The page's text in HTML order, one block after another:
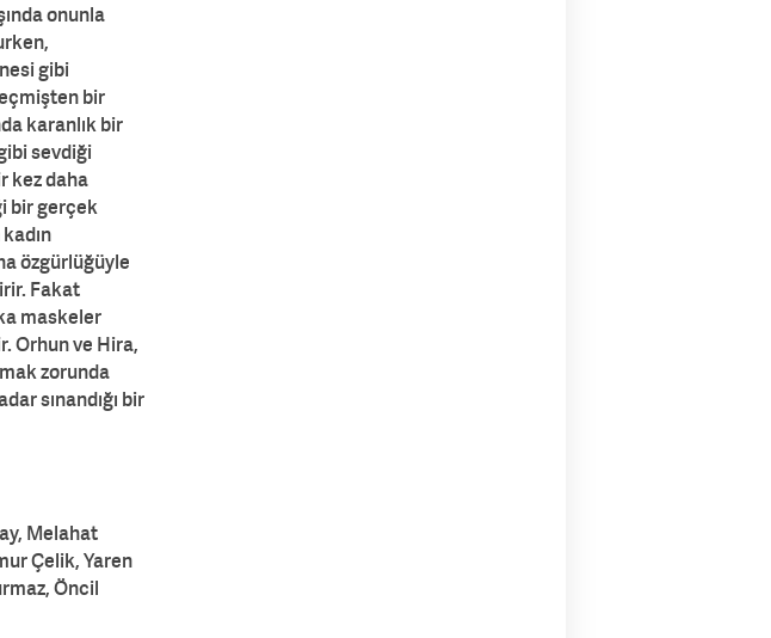
onunla
gibi
bir
karanlık bir
sevdiği
kez daha
bir gerçek
özgürlüğüyle
Fakat
maskeler
Orhun ve Hira,
zorunda
sınandığı bir
Melahat
Çelik, Yaren
Öncil